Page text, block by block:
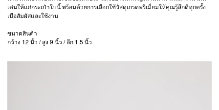
เด่นให้แก่กระเป๋าใบนี้ พร้อมด้วยการเลือกใช้วัสดุเกรดพรีเมี่ยมให้คุณรู้สึกดีทุกครั้ง
เมื่อสัมผัสและใช้งาน
ขนาดสินค้า
กว้าง 12 นิ้ว / สูง 9 นิ้ว / ลึก 1.5 นิ้ว